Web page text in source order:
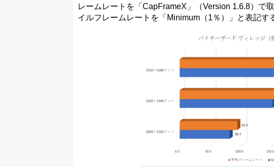
レームレートを「CapFrameX」（Version 1.6.8）で
イルフレームレートを「Minimum（1％）」と表記す